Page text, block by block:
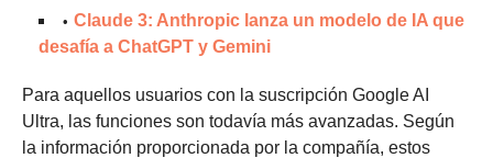
Claude 3: Anthropic lanza un modelo de IA que
desafía a ChatGPT y Gemini
Para aquellos usuarios con la suscripción Google AI
Ultra, las funciones son todavía más avanzadas. Según
la información proporcionada por la compañía, estos